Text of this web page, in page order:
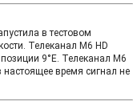
в тестовом
Телеканал M6 HD
9°E. Телеканал M6
настоящее время сигнал не